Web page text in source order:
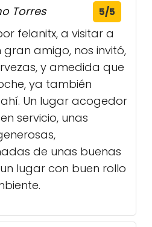
Torres 5/5
felanitx, a visitar a
gran amigo, nos invitó,
y amedida que
ya también
Un lugar acogedor
servicio, unas
de unas buenas
lugar con buen rollo